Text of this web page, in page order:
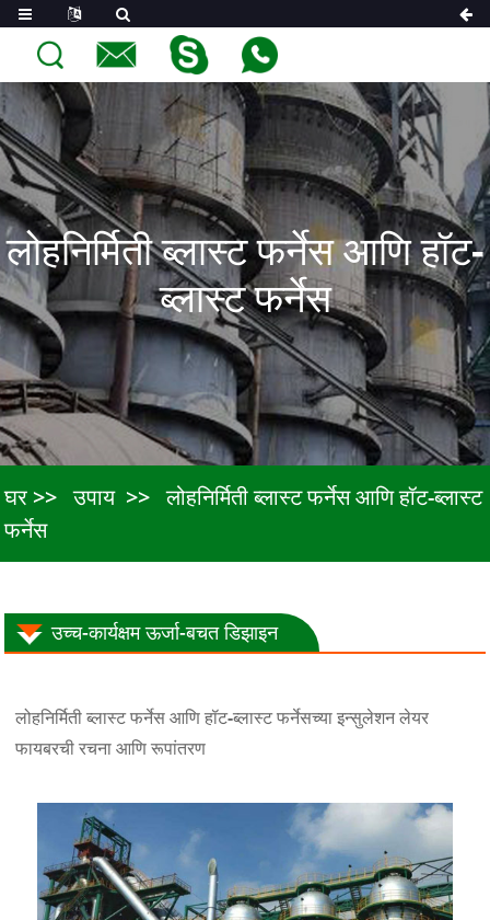
लोहनिर्मिती ब्लास्ट फर्नेस आणि हॉट-
ब्लास्ट फर्नेस
घर उपाय
लोहनिर्मिती ब्लास्ट फर्नेस आणि हॉट-ब्लास्ट
फर्नेस
उच्च-कार्यक्षम ऊर्जा-बचत डिझाइन
लोहनिर्मिती ब्लास्ट फर्नेस आणि हॉट-ब्लास्ट फर्नेसच्या इन्सुलेशन लेयर
फायबरची रचना आणि रूपांतरण